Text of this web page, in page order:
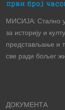
МИСИЈА: Стално
за историју и
представљање и
све ради бољег
ДОКУМЕНТА